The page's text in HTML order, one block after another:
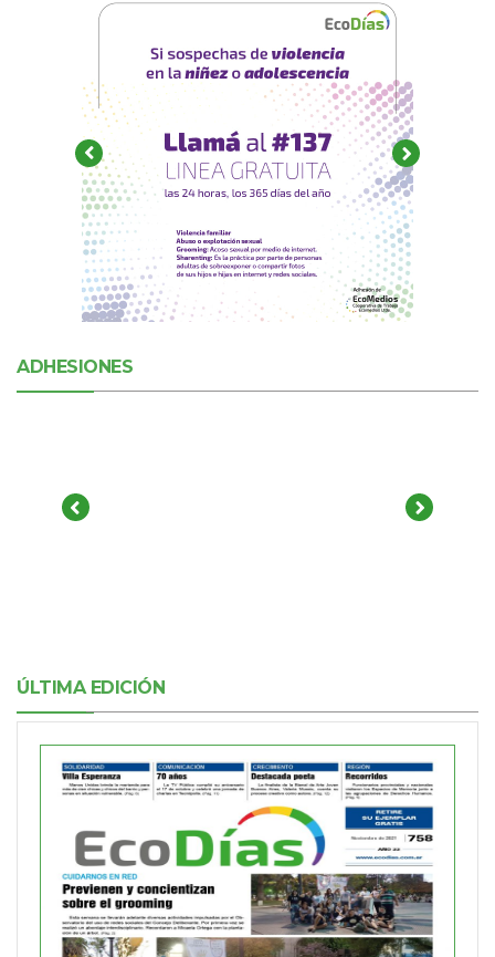
ADHESIONES
ÚLTIMA EDICIÓN